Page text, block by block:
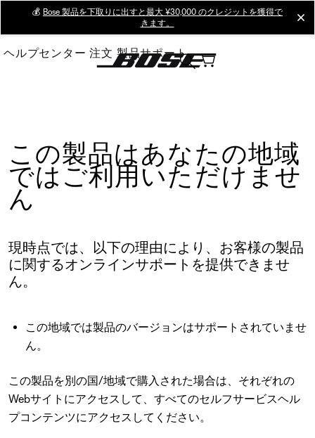
Main
💰 Bose 製品を下取りに出すと最大 ¥30,000 のクレジットを獲得で
きます。
ヘルプセンター 注文 製品サポート
この製品はあなたの地域
ではご利用いただけませ
ん
現時点では、以下の理由により、お客様の製品
に関するオンラインサポートを提供できませ
ん。
この地域では製品のバージョンはサポートされていませ
ん。
この製品を別の国/地域で購入された場合は、それぞれの
Webサイトにアクセスして、すべてのセルフサービスヘル
プコンテンツにアクセスしてください。